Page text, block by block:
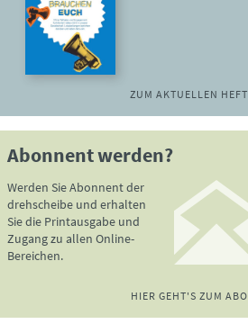
ZUM AKTUELLEN HEFT
Abonnent werden?
Werden Sie Abonnent der
drehscheibe und erhalten
Sie die Printausgabe und
Zugang zu allen Online-
Bereichen.
HIER GEHT'S ZUM ABO